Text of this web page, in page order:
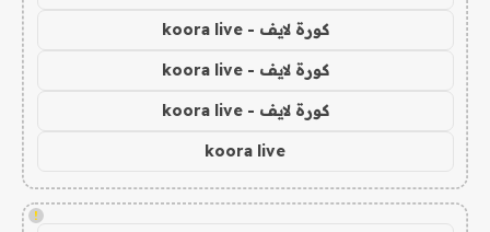
كورة لايف - koora live
كورة لايف - koora live
كورة لايف - koora live
koora live
!